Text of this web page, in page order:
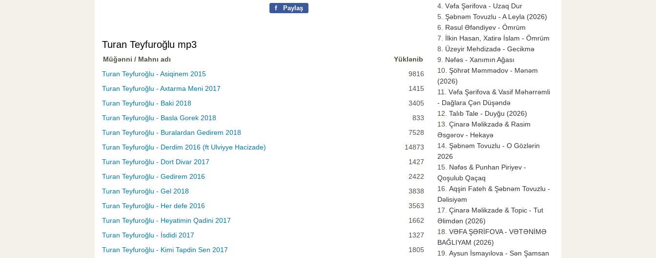
f Paylaş
Turan Teyfuroğlu mp3
Müğənni / Mahnı adı
Yüklənib
Turan Teyfuroğlu - Asiqinem 2015
9816
Turan Teyfuroğlu - Axtarma Meni 2017
1415
Turan Teyfuroğlu - Baki 2018
3405
Turan Teyfuroğlu - Basla Gorek 2018
833
Turan Teyfuroğlu - Buralardan Gedirem 2018
7528
Turan Teyfuroğlu - Derdim 2016 (ft Ulviyye Hacizade)
14873
Turan Teyfuroğlu - Dort Divar 2017
1427
Turan Teyfuroğlu - Gedirem 2016
2422
Turan Teyfuroğlu - Gel 2018
3838
Turan Teyfuroğlu - Her defe 2016
3563
Turan Teyfuroğlu - Heyatimin Qadini 2017
1662
Turan Teyfuroğlu - İsdidi 2017
1327
Turan Teyfuroğlu - Kimi Tapdin Sen 2017
1805
Vəfa Şərifova - Uzaq Dur
Şəbnəm Tovuzlu - A Leyla (2026)
Rəsul Əfəndiyev - Ömrüm
İlkin Hasan, Xatirə İslam - Ömrüm
Üzeyir Mehdizadə - Gecikmə
Nəfəs - Xanımın Ağası
Şöhrət Məmmədov - Mənəm
(2026)
Vəfa Şərifova & Vasif Məhərrəmli
- Dağlara Çən Düşəndə
Talıb Tale - Duyğu (2026)
Çinarə Məlikzadə & Rasim
Əsgərov - Hekayə
Şəbnəm Tovuzlu - O Gözlərin
2026
Nəfəs & Punhan Piriyev -
Qoşulub Qaçaq
Aqşin Fateh & Şəbnəm Tovuzlu -
Dəlisiyəm
Çinarə Məlikzade & Topic - Tut
Əlimdən (2026)
VƏFA ŞƏRİFOVA - VƏTƏNİMƏ
BAĞLIYAM (2026)
Aysun İsmayılova - Sən Şamsan